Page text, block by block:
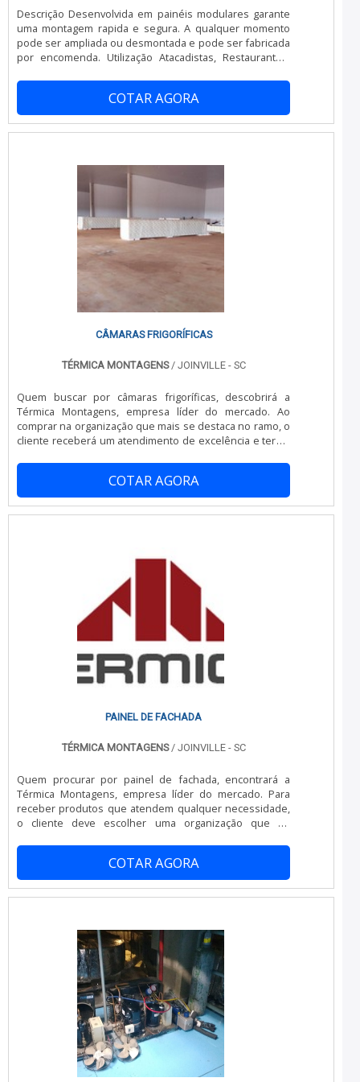
Descrição Desenvolvida em painéis modulares garante
uma montagem rapida e segura. A qualquer momento
pode ser ampliada ou desmontada e pode ser fabricada
por encomenda. Utilização Atacadistas, Restaurantes,
Indústrias, Laboratorios, Supermercados, entre outros.
Executamos quaisquer projetos Aplicação Conservação
de produtos congelados e resfriados. Especificação
Técnica Detalhes Construtivos Sistema de encaixe por
possíveis infiltrações de calor. Isolamento térmico em
espuma rígida de Poliuretano Injetado (Ecológico) com
interna da chapa, garante perfeita aderência do
Poliuretano e efeito de barreira de vapor. Revestimento
do painel em chapa de aço pré-pintado, protegido por
filme de PVC. Painel de canto inteiriço, garantindo
melhor acabamento e possíveis infiltrações de calor.
Iluminação interna blindada contra umidade. (LED) Porta
Frigorífica Fechadura externa: Acionada por chave e
Permite destravar a porta pelo lado interno
COTAR AGORA
CÂMARAS FRIGORÍFICAS
TÉRMICA MONTAGENS/ JOINVILLE - SC
Quem buscar por câmaras frigoríficas, descobrirá a
Térmica Montagens, empresa líder do mercado. Ao
comprar na organização que mais se destaca no ramo, o
cliente receberá um atendimento de excelência e terá a
demanda.ALGUNS DETALHES SOBRE C MARAS
FRIGORÍFICASQuem quer encontrar câmaras frigoríficas
em uma empresa altamente qualificada, chega até a
Térmica Montagens. Com grande expressão de mercado
desenvolvimento no que gera resultado ao cliente.Sem
trocar o foco sobre câmaras frigoríficas, deve-se
descartar empresas que não tenham produtos e
serviços com ótima qualidade e assertividade, detalhes
primordiais que são deixados de lado por muitas
empresas que não focam na fidelização do cliente.É
importante lembrar que o produto deve sempre ser
adquirido com companhias especializadas no segmento.
Esse tipo de cuidado ajuda a garantir a qualidade e
durabilidade dos materiais, além de evitar prejuízos com
cumprem com suas funções adequadamente. Assim, é
diversos motivos para a Térmica Montagens ter se
que entrega confiança e produtos de qualidade. Alguns
desses motivos são: Atendimento personalizado;
Profissionais com vasta experiência na área de atuação;
Diversas opções de pagamento disponíveis;
Comprometimento com o resultado final; Logística
planejada para entregas em curto prazo; Preço
justo.EFICIÊNCIA E QUALIDADE COMPROVADAApenas na
Térmica Montagens tem o que há de melhor no mercado
de câmaras frigoríficas. Com foco na experiência dos
empresa inovadora e comprometida com seus serviços,
qualificações possíveis pelo fato de possuir escritório
de alta qualidade onde são realizadas as atividades e
estrutura suficiente para atender todas as demandas.
Tudo isso, unido a um time de equipe multidisciplinar de
consultores associados e profissionais qualificados,
garante a melhor experiência para os clientes.
COTAR AGORA
PAINEL DE FACHADA
TÉRMICA MONTAGENS/ JOINVILLE - SC
Quem procurar por painel de fachada, encontrará a
Térmica Montagens, empresa líder do mercado. Para
receber produtos que atendem qualquer necessidade,
o cliente deve escolher uma organização que se
experiência no ramo.Quando a questão é painel de
fachada, com a equipe da Térmica Montagens o cliente
encontrará excelente custo-benefício e diversas opções
de pagamento disponíveis.MAIS DETALHES
escritório de alta qualidade onde são realizadas as
atividades e sede em localização privilegiada, tudo para
oferecer painel de fachada com assertividade.Há muitas
maneiras eficientes de uma companhia demonstrar
competência, excelência e destaque em sua área de
atuação. A Térmica Montagens se mostra referência por
ter: Preço justo; Vasta experiência no segmento;
Atendimento personalizado; Colaboradores
eficientes.Sem trocar o foco sobre painel de fachada,
deve-se descartar empresas que não tenham produtos
COTAR AGORA